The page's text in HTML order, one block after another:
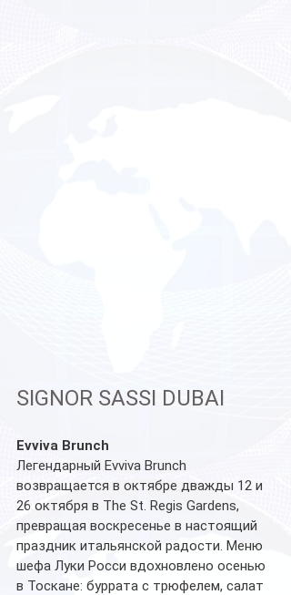
SIGNOR SASSI DUBAI
Evviva Brunch
Легендарный Evviva Brunch
возвращается в октябре дважды 12 и
26 октября в The St. Regis Gardens,
превращая воскресенье в настоящий
праздник итальянской радости. Меню
шефа Луки Росси вдохновлено осенью
в Тоскане: буррата с трюфелем, салат